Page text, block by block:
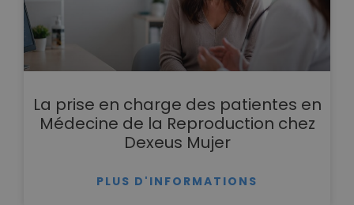
La prise en charge des patientes en
Médecine de la Reproduction chez
Dexeus Mujer
PLUS D'INFORMATIONS